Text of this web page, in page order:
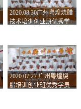
2020.08.30广州粤煌烧腊
技术培训创业班优秀学
2020.07.27 广州粤煌烧
腊培训创业班优秀学员